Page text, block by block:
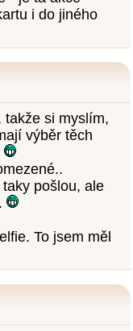
i do jiného
takže si myslím,
výběr těch
pošlou, ale
To jsem měl